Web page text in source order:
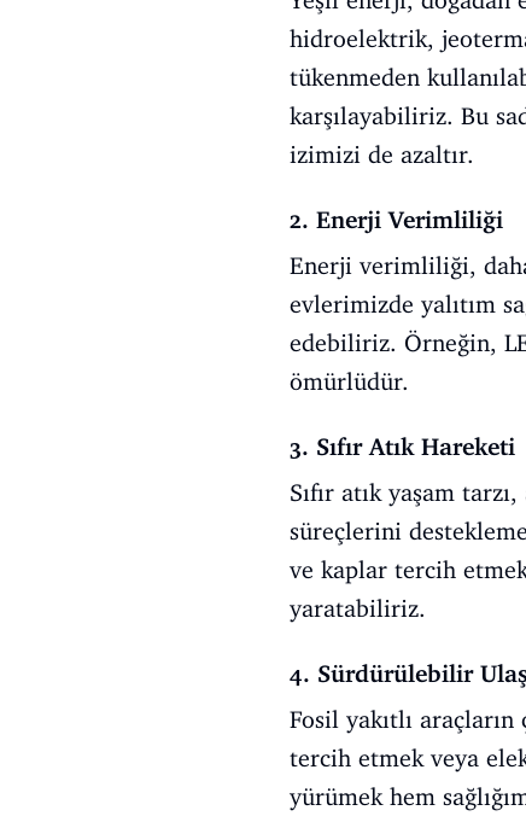
hidroelektrik,
tükenmeden
karşılayabiliriz. Bu
izimizi de azaltır.
2. Enerji Verimliliği
Enerji verimliliği,
evlerimizde yalıtım
edebiliriz. Örneğin,
ömürlüdür.
3. Sıfır Atık Hareketi
Sıfır atık yaşam
süreçlerini
ve kaplar tercih
yaratabiliriz.
4. Sürdürülebilir
Fosil yakıtlı
tercih etmek veya
yürümek hem